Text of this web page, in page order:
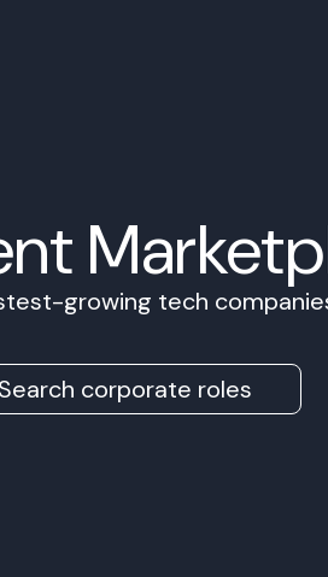
growing tech
Search corporate roles